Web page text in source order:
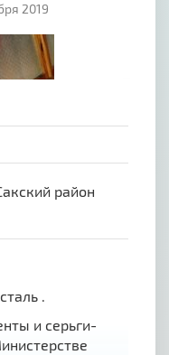
2019
район
.
и серьги-